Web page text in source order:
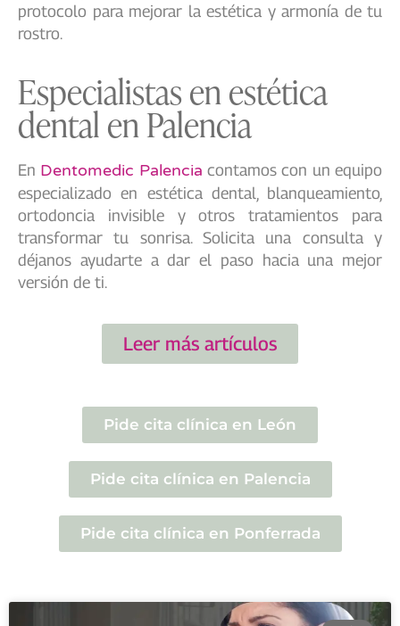
protocolo para mejorar la estética y armonía de tu
rostro.
Especialistas en estética
dental en Palencia
En Dentomedic Palencia contamos con un equipo
especializado en estética dental, blanqueamiento,
ortodoncia invisible y otros tratamientos para
transformar tu sonrisa. Solicita una consulta y
déjanos ayudarte a dar el paso hacia una mejor
versión de ti.
Leer más artículos
Pide cita clínica en León
Pide cita clínica en Palencia
Pide cita clínica en Ponferrada